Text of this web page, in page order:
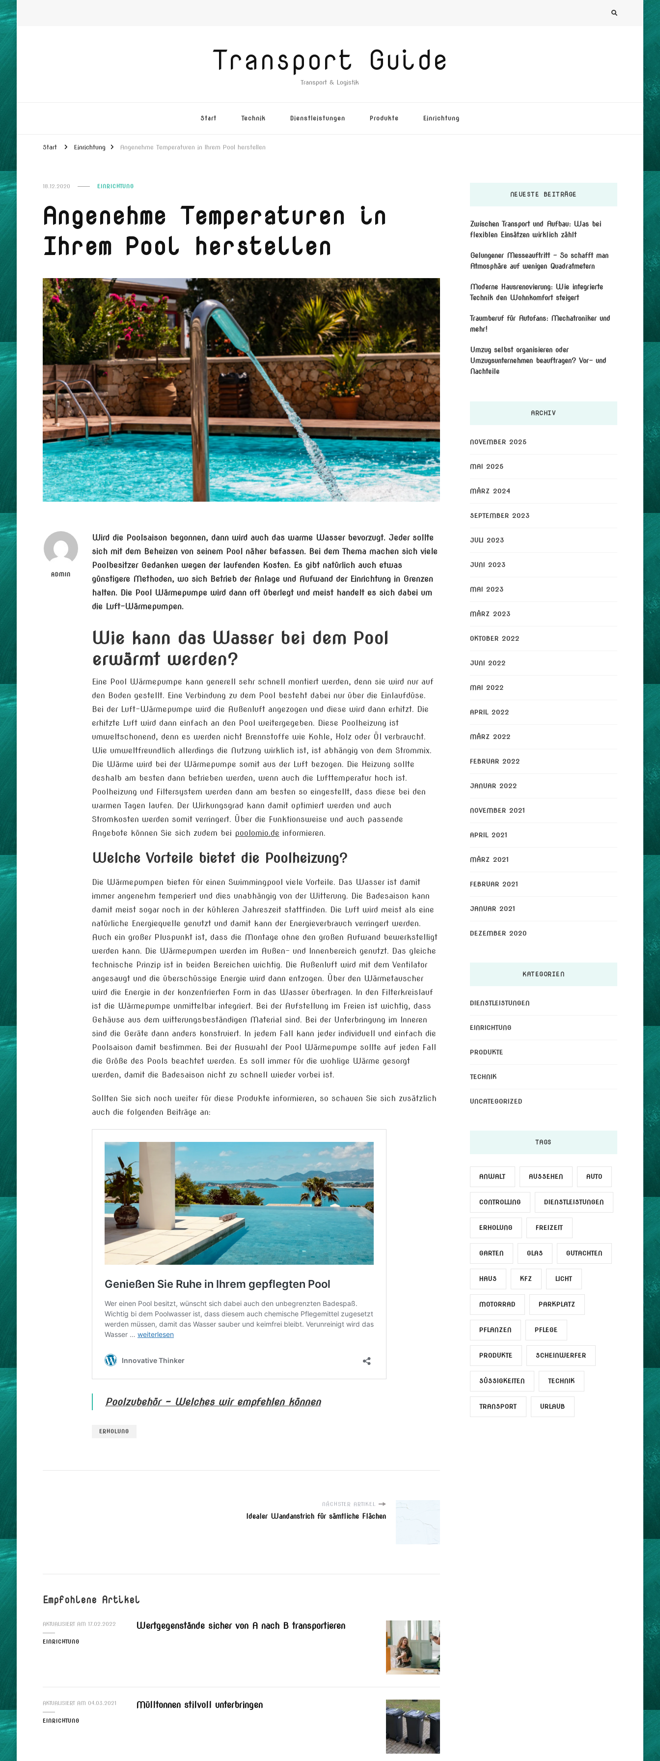
Transport Guide
Transport & Logistik
Start Technik Dienstleistungen Produkte Einrichtung
Start Einrichtung Angenehme Temperaturen in Ihrem Pool herstellen
18.12.2020 EINRICHTUNG
Angenehme Temperaturen in
Ihrem Pool herstellen
ADMIN
Wird die Poolsaison begonnen, dann wird auch das warme Wasser bevorzugt. Jeder sollte
sich mit dem Beheizen von seinem Pool näher befassen. Bei dem Thema machen sich viele
Poolbesitzer Gedanken wegen der laufenden Kosten. Es gibt natürlich auch etwas
günstigere Methoden, wo sich Betrieb der Anlage und Aufwand der Einrichtung in Grenzen
halten. Die Pool Wärmepumpe wird dann oft überlegt und meist handelt es sich dabei um
die Luft-Wärmepumpen.
Wie kann das Wasser bei dem Pool
erwärmt werden?
Eine Pool Wärmepumpe kann generell sehr schnell montiert werden, denn sie wird nur auf
den Boden gestellt. Eine Verbindung zu dem Pool besteht dabei nur über die Einlaufdüse.
Bei der Luft-Wärmepumpe wird die Außenluft angezogen und diese wird dann erhitzt. Die
erhitzte Luft wird dann einfach an den Pool weitergegeben. Diese Poolheizung ist
umweltschonend, denn es werden nicht Brennstoffe wie Kohle, Holz oder Öl verbraucht.
Wie umweltfreundlich allerdings die Nutzung wirklich ist, ist abhängig von dem Strommix.
Die Wärme wird bei der Wärmepumpe somit aus der Luft bezogen. Die Heizung sollte
deshalb am besten dann betrieben werden, wenn auch die Lufttemperatur hoch ist.
Poolheizung und Filtersystem werden dann am besten so eingestellt, dass diese bei den
warmen Tagen laufen. Der Wirkungsgrad kann damit optimiert werden und auch
Stromkosten werden somit verringert. Über die Funktionsweise und auch passende
Angebote können Sie sich zudem bei poolomio.de informieren.
Welche Vorteile bietet die Poolheizung?
Die Wärmepumpen bieten für einen Swimmingpool viele Vorteile. Das Wasser ist damit
immer angenehm temperiert und dies unabhängig von der Witterung. Die Badesaison kann
damit meist sogar noch in der kühleren Jahreszeit stattfinden. Die Luft wird meist als eine
natürliche Energiequelle genutzt und damit kann der Energieverbrauch verringert werden.
Auch ein großer Pluspunkt ist, dass die Montage ohne den großen Aufwand bewerkstelligt
werden kann. Die Wärmepumpen werden im Außen- und Innenbereich genutzt. Das gleiche
technische Prinzip ist in beiden Bereichen wichtig. Die Außenluft wird mit dem Ventilator
angesaugt und die überschüssige Energie wird dann entzogen. Über den Wärmetauscher
wird die Energie in der konzentrierten Form in das Wasser übertragen. In den Filterkreislauf
ist die Wärmepumpe unmittelbar integriert. Bei der Aufstellung im Freien ist wichtig, dass
Gehäuse aus dem witterungsbeständigen Material sind. Bei der Unterbringung im Inneren
sind die Geräte dann anders konstruiert. In jedem Fall kann jeder individuell und einfach die
Poolsaison damit bestimmen. Bei der Auswahl der Pool Wärmepumpe sollte auf jeden Fall
die Größe des Pools beachtet werden. Es soll immer für die wohlige Wärme gesorgt
werden, damit die Badesaison nicht zu schnell wieder vorbei ist.
Sollten Sie sich noch weiter für diese Produkte informieren, so schauen Sie sich zusätzlich
auch die folgenden Beiträge an:
Poolzubehör – Welches wir empfehlen können
ERHOLUNG
NÄCHSTER ARTIKEL
Idealer Wandanstrich für sämtliche Flächen
Empfohlene Artikel
AKTUALISIERT AM 17.02.2022
EINRICHTUNG
Wertgegenstände sicher von A nach B transportieren
AKTUALISIERT AM 04.03.2021
EINRICHTUNG
Mülltonnen stilvoll unterbringen
NEUESTE BEITRÄGE
Zwischen Transport und Aufbau: Was bei
flexiblen Einsätzen wirklich zählt
Gelungener Messeauftritt – So schafft man
Atmosphäre auf wenigen Quadratmetern
Moderne Hausrenovierung: Wie integrierte
Technik den Wohnkomfort steigert
Traumberuf für Autofans: Mechatroniker und
mehr!
Umzug selbst organisieren oder
Umzugsunternehmen beauftragen? Vor- und
Nachteile
ARCHIV
NOVEMBER 2025
MAI 2025
MÄRZ 2024
SEPTEMBER 2023
JULI 2023
JUNI 2023
MAI 2023
MÄRZ 2023
OKTOBER 2022
JUNI 2022
MAI 2022
APRIL 2022
MÄRZ 2022
FEBRUAR 2022
JANUAR 2022
NOVEMBER 2021
APRIL 2021
MÄRZ 2021
FEBRUAR 2021
JANUAR 2021
DEZEMBER 2020
KATEGORIEN
DIENSTLEISTUNGEN
EINRICHTUNG
PRODUKTE
TECHNIK
UNCATEGORIZED
TAGS
ANWALT AUSSEHEN AUTO
CONTROLLING DIENSTLEISTUNGEN
ERHOLUNG FREIZEIT
GARTEN GLAS GUTACHTEN
HAUS KFZ LICHT
MOTORRAD PARKPLATZ
PFLANZEN PFLEGE
PRODUKTE SCHEINWERFER
SÜSSIGKEITEN TECHNIK
TRANSPORT URLAUB